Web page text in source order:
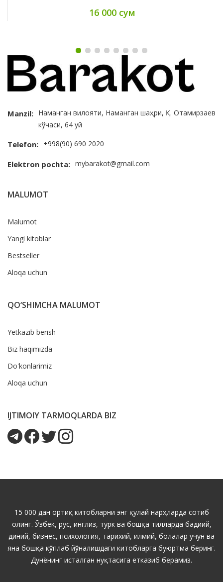
16 000 сум
Manzil: Наманган вилояти, Наманган шаҳри, Қ. Отамирзаев
кўчаси, 64 уй
Telefon: +998(90) 690 2020
Elektron pochta: mybarakot@gmail.com
MALUMOT
Malumot
Yangi kitoblar
Bestseller
Aloqa uchun
QO‘SHIMCHA MALUMOT
Yetkazib berish
Biz haqimizda
Do'konlarimiz
Aloqa uchun
IJTIMOIY TARMOQLARDA BIZ
15 000 дан ортиқ китобларни энг қулай нарҳларда сотиб
олинг. Ўзбек, рус, инглиз, турк ва бошқа тилларда бадиий,
диний, бизнес, психология, тарихий, илмий, болалар учун ва
яна бошқа кўплаб йўналишдаги китобларга буюртма беринг.
Дунёнинг исталган нуқтасига етказиб берамиз.